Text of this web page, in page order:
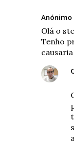
Anónimo
Olá o
Tenho